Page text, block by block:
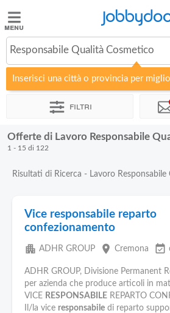
Jobbydoo
Offerte
di
lavoro
professioni
Blog
Pubblica
Offerte
Responsabile Qualità Cosmetico
Inserisci una città o provincia per
Filtri
Offerte di Lavoro Responsabile
1 - 15 di 122
Risultati di Ricerca - Lavoro
Vice responsabile reparto
confezionamento
apartment ADHR GROUP place Cremona event_available
ADHR GROUP, Divisione Permanent
per azienda che produce articoli in
VICE RESPONSABILE REPARTO
Il/la vice responsabile di reparto